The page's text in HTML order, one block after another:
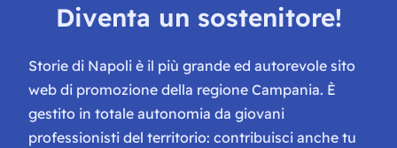
Diventa un sostenitore!
Storie di Napoli è il più grande ed autorevole sito
web di promozione della regione Campania. È
gestito in totale autonomia da giovani
professionisti del territorio: contribuisci anche tu